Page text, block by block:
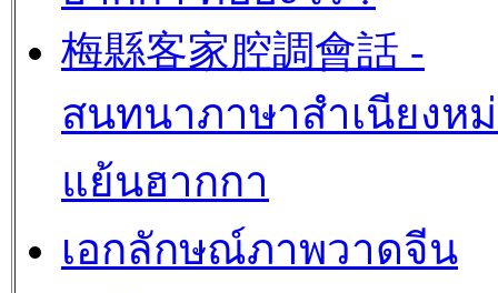
梅縣客家腔調會話 -
สนทนาภาษาสำเนียงห
แย้นฮากกา
เอกลักษณ์ภาพวาดจีน